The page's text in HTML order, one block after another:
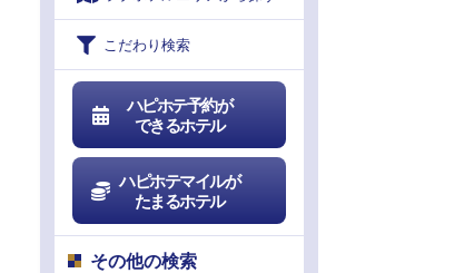
こだわり検索
ハピホテ予約が
できるホテル
ハピホテマイルが
たまるホテル
その他の検索